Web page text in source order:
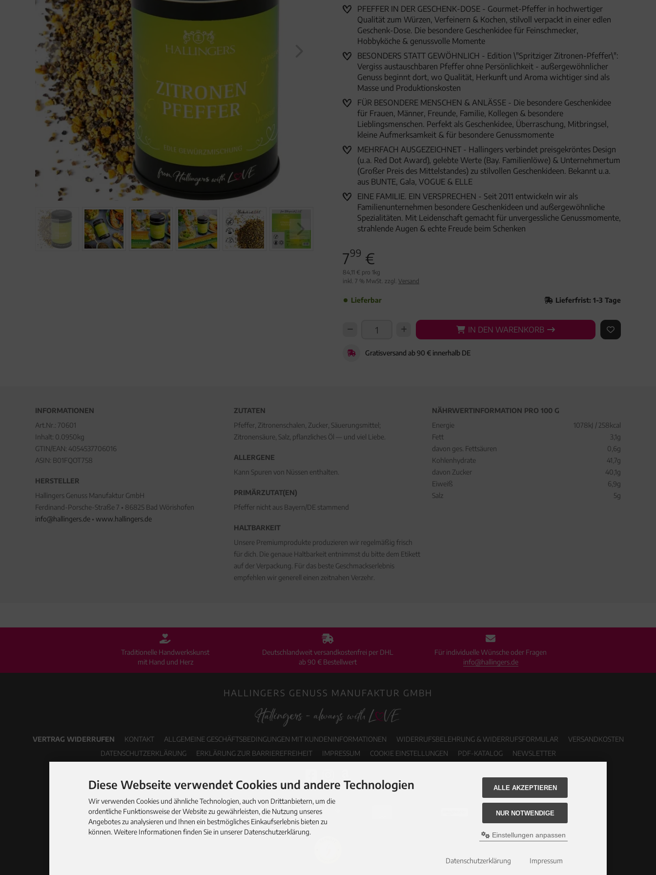
PFEFFER IN DER GESCHENK-DOSE - Gourmet-Pfeffer in hochwertiger
Qualität zum Würzen, Verfeinern & Kochen, stilvoll verpackt in einer edlen
Geschenk-Dose. Die besondere Geschenkidee für Feinschmecker,
Hobbyköche & genussvolle Momente
BESONDERS STATT GEWÖHNLICH - Edition \"Spritziger Zitronen-Pfeffer\":
Vergiss austauschbaren Pfeffer ohne Persönlichkeit - außergewöhnlicher
Genuss beginnt dort, wo Qualität, Herkunft und Aroma wichtiger sind als
Masse und Produktionskosten
FÜR BESONDERE MENSCHEN & ANLÄSSE - Die besondere Geschenkidee
für Frauen, Männer, Freunde, Familie, Kollegen & besondere
Lieblingsmenschen. Perfekt als Geschenkidee, Überraschung, Mitbringsel,
kleine Aufmerksamkeit & für besondere Genussmomente
MEHRFACH AUSGEZEICHNET - Hallingers verbindet preisgekröntes Design
(u.a. Red Dot Award), gelebte Werte (Bay. Familienlöwe) & Unternehmertum
(Großer Preis des Mittelstandes) zu stilvollen Geschenkideen. Bekannt u.a.
aus BUNTE, Gala, VOGUE & ELLE
EINE FAMILIE. EIN VERSPRECHEN - Seit 2011 entwickeln wir als
Familienunternehmen besondere Geschenkideen und außergewöhnliche
Spezialitäten. Mit Leidenschaft gemacht für unvergessliche Genussmomente,
strahlende Augen & echte Freude beim Schenken
799 €
84,11 € pro 1kg
inkl. 7 % MwSt. zzgl. Versand
Lieferbar Lieferfrist: 1-3 Tage
IN DEN WARENKORB
IN DEN WARENKORB AUF DEN
Gratisversand ab 90 € innerhalb DE
INFORMATIONEN
Art.Nr.: 70601
Inhalt: 0.0950kg
GTIN/EAN: 4054537706016
ASIN: B01FQOT758
HERSTELLER
Hallingers Genuss Manufaktur GmbH
Ferdinand-Porsche-Straße 7 • 86825 Bad Wörishofen
info@hallingers.de • www.hallingers.de
ZUTATEN
Pfeffer, Zitronenschalen, Zucker, Säuerungsmittel;
Zitronensäure, Salz, pflanzliches Öl — und viel Liebe.
ALLERGENE
Kann Spuren von Nüssen enthalten.
PRIMÄRZUTAT(EN)
Pfeffer nicht aus Bayern/DE stammend
HALTBARKEIT
Unsere Premiumprodukte produzieren wir regelmäßig frisch
für dich. Die genaue Haltbarkeit entnimmst du bitte dem Etikett
auf der Verpackung. Für das beste Geschmackserlebnis
empfehlen wir generell einen zeitnahen Verzehr.
NÄHRWERTINFORMATION PRO 100 G
Energie
1078kJ / 258kcal
Fett
3,1g
davon ges. Fettsäuren
0,6g
Kohlenhydrate
41,7g
davon Zucker
40,1g
Eiweiß
6,9g
Salz
5g
Traditionelle Handwerkskunst
mit Hand und Herz
Deutschlandweit versandkostenfrei per DHL
ab 90 € Bestellwert
Für individuelle Wünsche oder Fragen
info@hallingers.de
HALLINGERS GENUSS MANUFAKTUR GMBH
VERTRAG WIDERRUFEN KONTAKT ALLGEMEINE GESCHÄFTSBEDINGUNGEN MIT KUNDENINFORMATIONEN WIDERRUFSBELEHRUNG & WIDERRUFSFORMULAR
VERSANDKOSTEN
DATENSCHUTZERKLÄRUNG
ERKLÄRUNG ZUR BARRIEREFREIHEIT IMPRESSUM COOKIE EINSTELLUNGEN PDF-KATALOG NEWSLETTER
Diese Webseite verwendet Cookies und andere Technologien
Wir verwenden Cookies und ähnliche Technologien, auch von Drittanbietern, um die
ordentliche Funktionsweise der Website zu gewährleisten, die Nutzung unseres
Angebotes zu analysieren und Ihnen ein bestmögliches Einkaufserlebnis bieten zu
können. Weitere Informationen finden Sie in unserer Datenschutzerklärung.
ALLE AKZEPTIEREN
NUR NOTWENDIGE
Einstellungen anpassen
Datenschutzerklärung Impressum
Geburtstag